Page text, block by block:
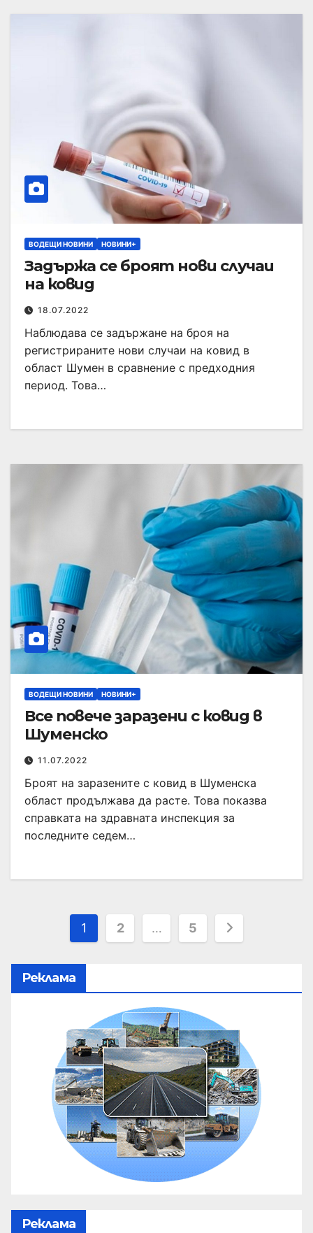
ВОДЕЩИ НОВИНИ НОВИНИ+
Задържа се броят нови случаи
на ковид
18.07.2022
Наблюдава се задържане на броя на
регистрираните нови случаи на ковид в
област Шумен в сравнение с предходния
период. Това…
ВОДЕЩИ НОВИНИ НОВИНИ+
Все повече заразени с ковид в
Шуменско
11.07.2022
Броят на заразените с ковид в Шуменска
област продължава да расте. Това показва
справката на здравната инспекция за
последните седем…
1 2 … 5
Реклама
Реклама